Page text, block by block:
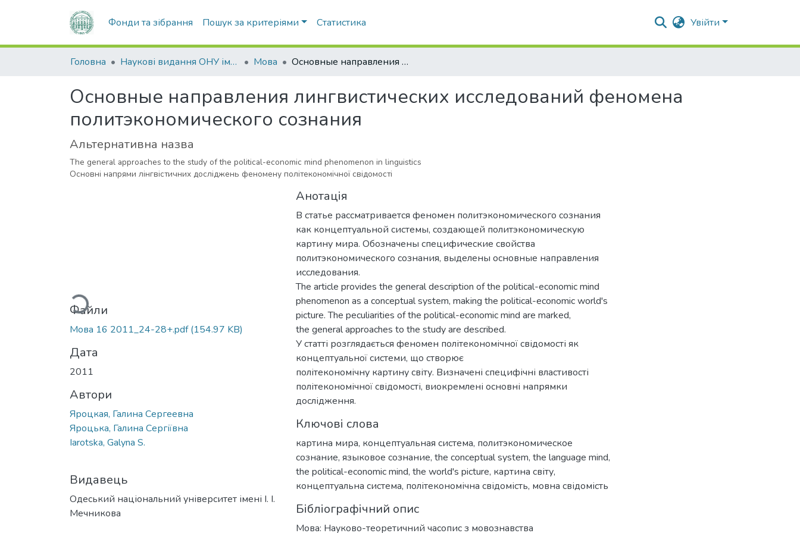
Фонди та зібрання Пошук за критеріями Статистика Увійти
Головна Наукові видання ОНУ імені І. І. Мечникова Мова Основные направления лингвистических исследований феномена политэкономического сознания
Основные направления лингвистических исследований феномена
политэкономического сознания
Альтернативна назва
The general approaches to the study of the political-economic mind phenomenon in linguistics
Основні напрями лінгвістичних досліджень феномену політекономічної свідомості
Вантажиться...
Файли
Мова 16 2011_24-28+.pdf(154.97 KB)
Дата
2011
Автори
Яроцкая, Галина Сергеевна
Яроцька, Галина Сергіївна
Iarotska, Galyna S.
Видавець
Одеський національний університет імені І. І.
Мечникова
Анотація
В статье рассматривается феномен политэкономического сознания
как концептуальной системы, создающей политэкономическую
картину мира. Обозначены специфические свойства
политэкономического сознания, выделены основные направления
исследования.
The article provides the general description of the political-economic mind
phenomenon as a conceptual system, making the political-economic world's
picture. The peculiarities of the political-economic mind are marked,
the general approaches to the study are described.
У статті розглядається феномен політекономічної свідомості як
концептуальної системи, що створює
політекономічну картину світу. Визначені специфічні властивості
політекономічної свідомості, виокремлені основні напрямки
дослідження.
Ключові слова
картина мира, концептуальная система, политэкономическое
сознание, языковое сознание, the conceptual system, the language mind,
the political-economic mind, the world's picture, картина світу,
концептуальна система, політекономічна свідомість, мовна свідомість
Бібліографічний опис
Мова: Науково-теоретичний часопис з мовознавства